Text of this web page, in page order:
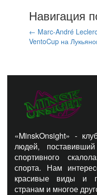
Навигация
← Marc-André
VentoCup на
«MinskOnsight» -
людей,
спортивного
спорта. Нам
красивые виды и
странам и многое